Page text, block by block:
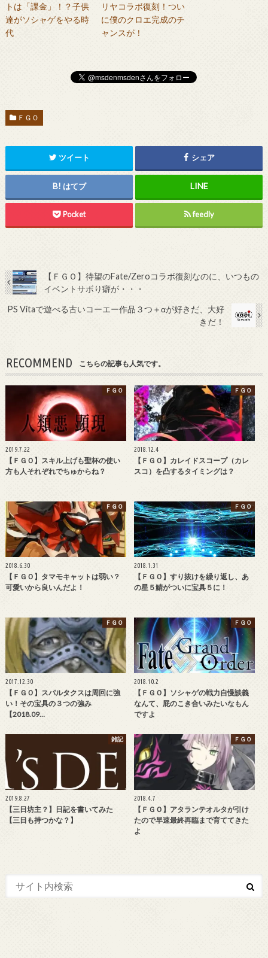
トは「課金」！？子供
達がソシャゲをやる時
代
リヤコラボ復刻！つい
に僕のクロエ完成のチ
ャンスが！
ＦＧＯ
ツイート シェア
はてブ
Pocket feedly
【ＦＧＯ】待望のFate/Zeroコラボ復刻なのに、いつもの
イベントサボり癖が・・・
PS Vitaで遊べる古いコーエー作品３つ＋αが好きだ、大好
きだ！
RECOMMEND こちらの記事も人気です。
ＦＧＯ
2019.7.22
【ＦＧＯ】スキル上げも聖杯の使い
方も人それぞれでちゅからね？
ＦＧＯ
2018.12.4
【ＦＧＯ】カレイドスコープ（カレ
スコ）を凸するタイミングは？
ＦＧＯ
2018.6.30
【ＦＧＯ】タマモキャットは弱い？
可愛いから良いんだよ！
ＦＧＯ
2018.1.31
【ＦＧＯ】すり抜けを繰り返し、あ
の星５鯖がついに宝具５に！
ＦＧＯ
2017.12.30
【ＦＧＯ】スパルタクスは周回に強
い！その宝具の３つの強み
【2018.09…
ＦＧＯ
2018.10.2
【ＦＧＯ】ソシャゲの戦力自慢談義
なんて、屁のこき合いみたいなもん
ですよ
雑記
2019.8.27
【三日坊主？】日記を書いてみた
【三日も持つかな？】
ＦＧＯ
2018.4.7
【ＦＧＯ】アタランテオルタが引け
たので早速最終再臨まで育ててきた
よ